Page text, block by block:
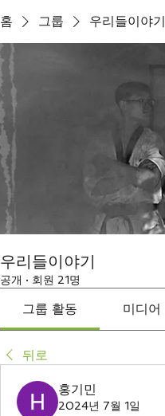
홈 그룹 우리들이야기
우리들이야기
공개 · 회원 21명
그룹 활동 미디어
뒤로
홍기민
2024년 7월 1일